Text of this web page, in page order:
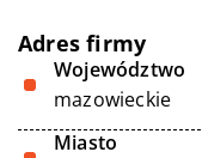
Adres firmy
Województwo
mazowieckie
Miasto